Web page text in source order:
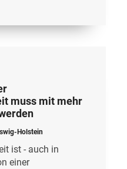
muss mit mehr
Holstein
ist - auch in
einer